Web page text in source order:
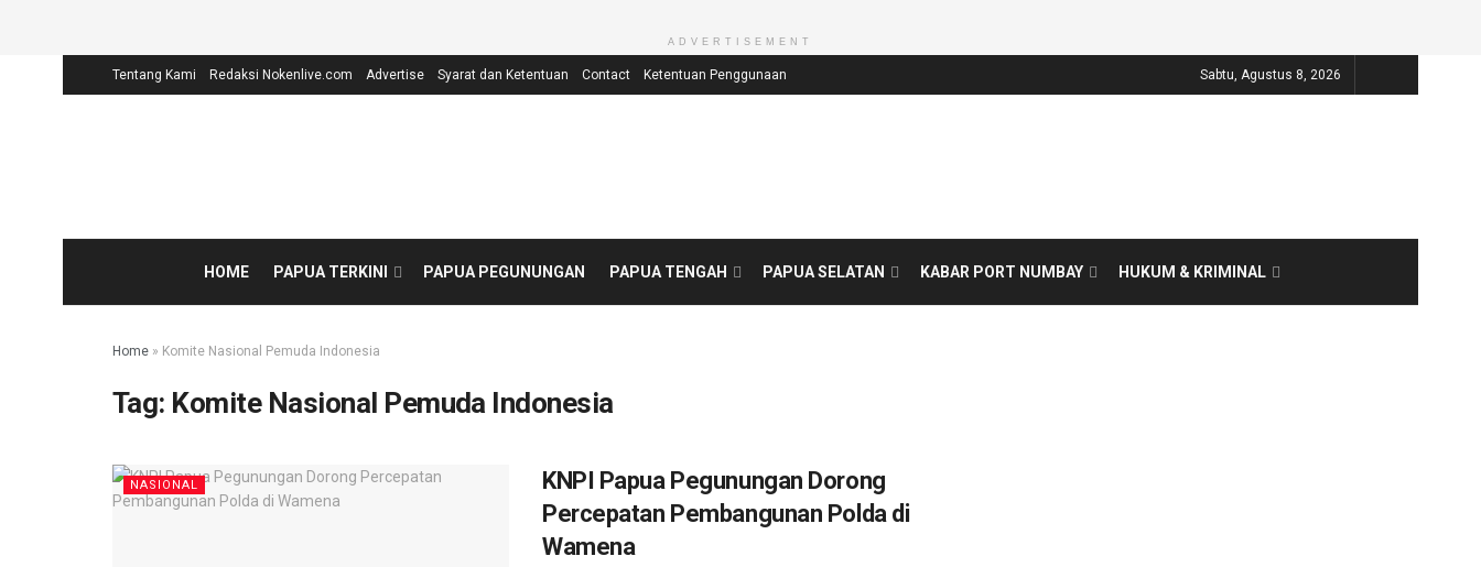
ADVERTISEMENT
Tentang Kami Redaksi Nokenlive.com Advertise Syarat dan Ketentuan Contact Ketentuan Penggunaan Sabtu, Agustus 8, 2026
HOME PAPUA TERKINI PAPUA PEGUNUNGAN PAPUA TENGAH PAPUA SELATAN KABAR PORT NUMBAY HUKUM & KRIMINAL
Home » Komite Nasional Pemuda Indonesia
Tag: Komite Nasional Pemuda Indonesia
NASIONAL
KNPI Papua Pegunungan Dorong
Percepatan Pembangunan Polda di
Wamena